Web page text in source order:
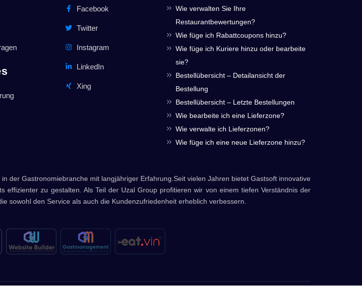
Facebook
Twitter
Instagram
LinkedIn
Xing
Wie verwalten Sie Ihre
Restaurantbewertungen?
Wie füge ich Rabattcoupons hinzu?
Wie füge ich Kuriere hinzu oder bearbeite
sie?
Bestellübersicht – Detailansicht der
Bestellung
Bestellübersicht – Letzte Bestellungen
Wie bearbeite ich eine Lieferzone?
Wie verwalte ich Lieferzonen?
Wie füge ich eine neue Lieferzone hinzu?
in der Gastronomiebranche mit langjähriger Erfahrung.Seit vielen Jahren bietet Gastsoft innovative
zu gestalten. Als Teil der Uzal Group profitieren wir von einem tiefen Verständnis der
sowohl den Service als auch die Kundenzufriedenheit erheblich verbessern.